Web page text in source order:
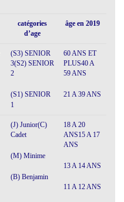
catégories
d’age
âge en 2019
(S3) SENIOR
3(S2) SENIOR
2
(S1) SENIOR
1
60 ANS ET
PLUS40 A
59 ANS
21 A 39 ANS
(J) Junior(C)
Cadet
(M) Minime
(B) Benjamin
18 A 20
ANS15 A 17
ANS
13 A 14 ANS
11 A 12 ANS